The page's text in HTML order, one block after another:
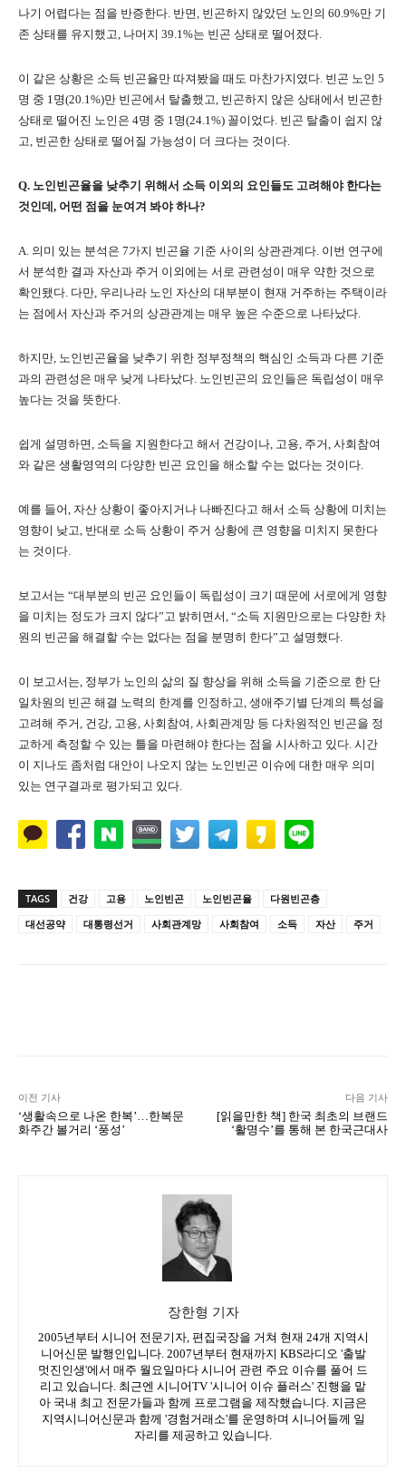
나기 어렵다는 점을 반증한다. 반면, 빈곤하지 않았던 노인의 60.9%만 기
존 상태를 유지했고, 나머지 39.1%는 빈곤 상태로 떨어졌다.
이 같은 상황은 소득 빈곤율만 따져봤을 때도 마찬가지였다. 빈곤 노인 5
명 중 1명(20.1%)만 빈곤에서 탈출했고, 빈곤하지 않은 상태에서 빈곤한
상태로 떨어진 노인은 4명 중 1명(24.1%) 꼴이었다. 빈곤 탈출이 쉽지 않
고, 빈곤한 상태로 떨어질 가능성이 더 크다는 것이다.
Q. 노인빈곤율을 낮추기 위해서 소득 이외의 요인들도 고려해야 한다는
것인데 , 어떤 점을 눈여겨 봐야 하나?
A. 의미 있는 분석은 7가지 빈곤율 기준 사이의 상관관계다. 이번 연구에
서 분석한 결과 자산과 주거 이외에는 서로 관련성이 매우 약한 것으로
확인됐다. 다만, 우리나라 노인 자산의 대부분이 현재 거주하는 주택이라
는 점에서 자산과 주거의 상관관계는 매우 높은 수준으로 나타났다.
하지만, 노인빈곤율을 낮추기 위한 정부정책의 핵심인 소득과 다른 기준
과의 관련성은 매우 낮게 나타났다. 노인빈곤의 요인들은 독립성이 매우
높다는 것을 뜻한다.
쉽게 설명하면, 소득을 지원한다고 해서 건강이나, 고용, 주거, 사회참여
와 같은 생활영역의 다양한 빈곤 요인을 해소할 수는 없다는 것이다.
예를 들어, 자산 상황이 좋아지거나 나빠진다고 해서 소득 상황에 미치는
영향이 낮고, 반대로 소득 상황이 주거 상황에 큰 영향을 미치지 못한다
는 것이다.
보고서는 “대부분의 빈곤 요인들이 독립성이 크기 때문에 서로에게 영향
을 미치는 정도가 크지 않다”고 밝히면서, “소득 지원만으로는 다양한 차
원의 빈곤을 해결할 수는 없다는 점을 분명히 한다”고 설명했다.
이 보고서는, 정부가 노인의 삶의 질 향상을 위해 소득을 기준으로 한 단
일차원의 빈곤 해결 노력의 한계를 인정하고, 생애주기별 단계의 특성을
고려해 주거, 건강, 고용, 사회참여, 사회관계망 등 다차원적인 빈곤을 정
교하게 측정할 수 있는 틀을 마련해야 한다는 점을 시사하고 있다. 시간
이 지나도 좀처럼 대안이 나오지 않는 노인빈곤 이슈에 대한 매우 의미
있는 연구결과로 평가되고 있다.
TAGS 건강 고용 노인빈곤 노인빈곤율
다원빈곤층
대선공약
대통령선거 사회관계망 사회참여 소득 자산 주거
이전 기사
‘생활속으로 나온 한복’…한복문
화주간 볼거리 ‘풍성’
다음 기사
[읽을만한 책] 한국 최초의 브랜드
‘활명수’를 통해 본 한국근대사
장한형 기자
2005년부터 시니어 전문기자, 편집국장을 거쳐 현재 24개 지역시
니어신문 발행인입니다. 2007년부터 현재까지 KBS라디오 '출발
멋진인생'에서 매주 월요일마다 시니어 관련 주요 이슈를 풀어 드
리고 있습니다. 최근엔 시니어TV '시니어 이슈 플러스' 진행을 맡
아 국내 최고 전문가들과 함께 프로그램을 제작했습니다. 지금은
지역시니어신문과 함께 '경험거래소'를 운영하며 시니어들께 일
자리를 제공하고 있습니다.